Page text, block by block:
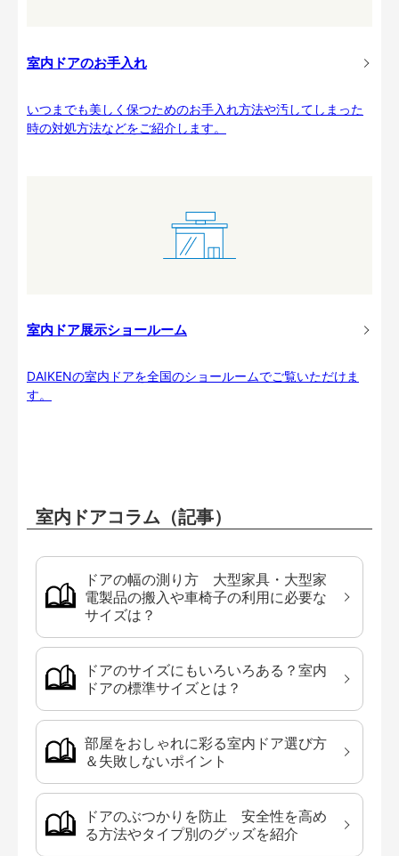
室内ドアのお手入れ
いつまでも美しく保つためのお手入れ方法や汚してしまった
時の対処方法などをご紹介します。
室内ドア展示ショールーム
DAIKENの室内ドアを全国のショールームでご覧いただけま
す。
室内ドアコラム（記事）
ドアの幅の測り方 大型家具・大型家
電製品の搬入や車椅子の利用に必要な
サイズは？
ドアのサイズにもいろいろある？室内
ドアの標準サイズとは？
部屋をおしゃれに彩る室内ドア選び方
＆失敗しないポイント
ドアのぶつかりを防止 安全性を高め
る方法やタイプ別のグッズを紹介